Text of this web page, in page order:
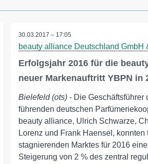
30.03.2017 – 17:05
beauty alliance Deutschland GmbH
Erfolgsjahr 2016 für die
neuer Markenauftritt YBPN in
Bielefeld (ots) - Die Geschäftsführer
führenden deutschen
beauty alliance, Ulrich Schwarze,
Lorenz und Frank Haensel, konnten
stagnierenden Marktes für 2016
Steigerung von 2 % des zentral